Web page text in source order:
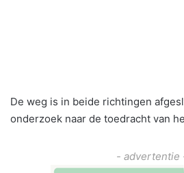
De weg is in beide richtingen
onderzoek naar de toedracht van
- advertentie